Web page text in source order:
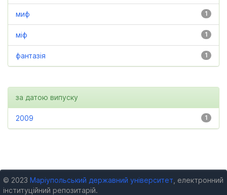
1
миф
1
міф
1
фантазія
за датою випуску
1
2009
© 2023 Маріупольський державний університет , електронний
інституційний репозитарій.